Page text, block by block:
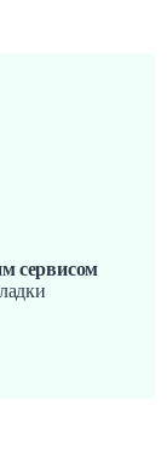
сервисом